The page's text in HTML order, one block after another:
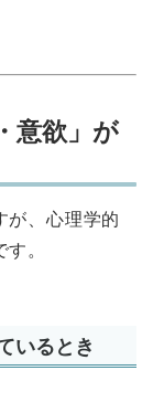
意欲」が
が、心理学的
。
いるとき